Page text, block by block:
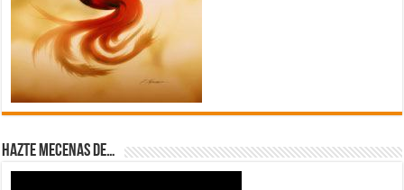
Hazte Mecenas de…